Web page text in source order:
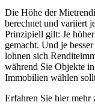
Die Höhe der
berechnet und variiert
Prinzipiell gilt: Je
gemacht. Und je
lohnen sich
während Sie Objekte
Immobilien wählen
Erfahren Sie hier mehr